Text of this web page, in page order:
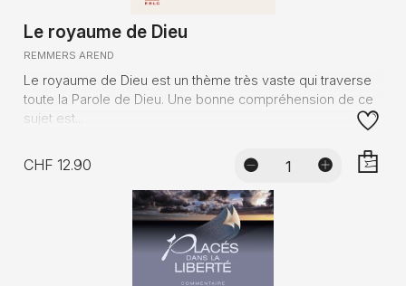
Le royaume de Dieu
REMMERS AREND
Le royaume de Dieu est un thème très vaste qui traverse
toute la Parole de Dieu. Une bonne compréhension de ce
sujet est...
CHF 12.90